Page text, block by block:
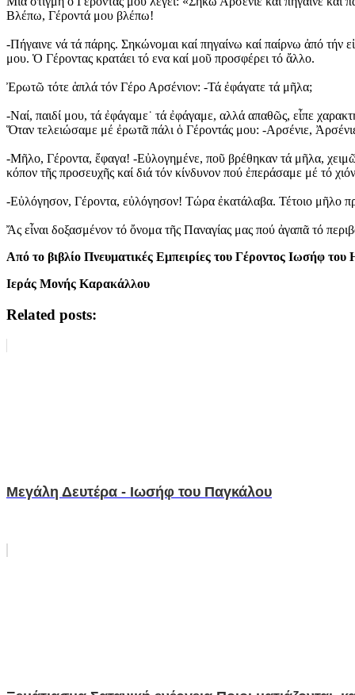
Βλέπω, Γέροντά μου βλέπω!
-Πήγαινε νά τά πάρης. Σηκώνομαι καί πηγαίνω καί παίρνω ἀπό τήν
μου. Ὁ Γέροντας κρατάει τό ενα καί μοῦ προσφέρει τό ἄλλο.
Ἐρωτῶ τότε ἁπλά τόν Γέρο Αρσένιον: -Τά ἐφάγατε τά μῆλα;
-Ναί, παιδί μου, τά ἐφάγαμε˙ τά ἐφάγαμε, αλλά απαθῶς, εἶπε
Ὅταν τελειώσαμε μέ ἐρωτᾶ πάλι ὁ Γέροντάς μου: -Αρσένιε,
-Μῆλο, Γέροντα, ἔφαγα! -Εὐλογημένε, ποῦ βρέθηκαν τά μῆλα,
κόπον τῆς προσευχῆς καί διά τόν κίνδυνον πού ἐπεράσαμε μέ τό
-Εὐλόγησον, Γέροντα, εὐλόγησον! Τώρα ἐκατάλαβα. Τέτοιο
Ἄς εἶναι δοξασμένον τό ὄνομα τῆς Παναγίας μας πού ἀγαπᾶ τό
Από το βιβλίο Πνευματικές Εμπειρίες του Γέροντος Ιωσήφ του
Ιεράς Μονής Καρακάλλου
Related posts:
Μεγάλη Δευτέρα - Ιωσήφ του Παγκάλου